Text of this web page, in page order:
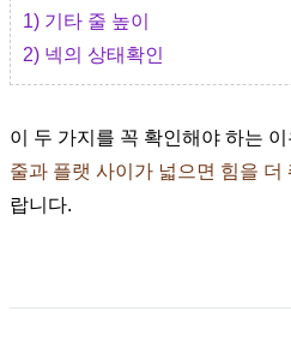
1) 기타 줄 높이
2) 넥의 상태확인
​이 두 가지를 꼭 확인해야 하는 이
줄과 플랫 사이가 넓으면 힘을 더
랍니다.